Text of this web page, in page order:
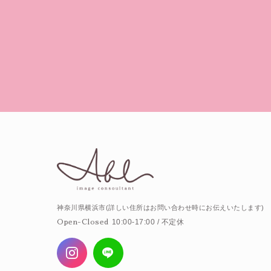
神奈川県横浜市(詳しい住所はお問い合わせ時にお伝えいたします)
Open-Closed 10:00-17:00 / 不定休